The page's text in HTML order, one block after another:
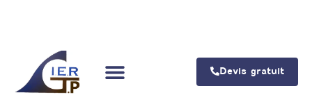
Devis gratuit